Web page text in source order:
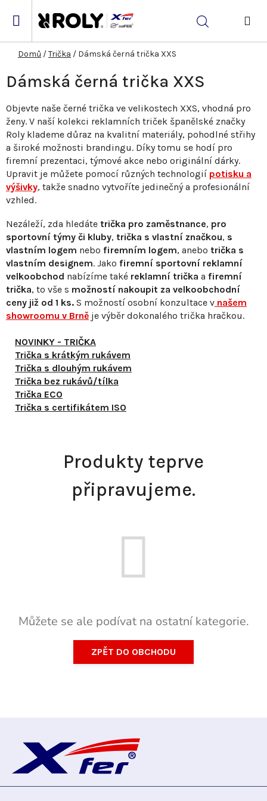
Hledat
Domů /Trička / Dámská černá trička XXS
Dámská černá trička XXS
Objevte naše černé trička ve velikostech XXS, vhodná pro
ženy. V naší kolekci reklamních triček španělské značky
Roly klademe důraz na kvalitní materiály, pohodlné střihy
a široké možnosti brandingu. Díky tomu se hodí pro
firemní prezentaci, týmové akce nebo originální dárky.
Upravit je můžete pomocí různých technologií potisku a
výšivky, takže snadno vytvoříte jedinečný a profesionální
vzhled.
Nezáleží, zda hledáte trička pro zaměstnance, pro
sportovní týmy či kluby, trička s vlastní značkou, s
vlastním logem nebo firemním logem, anebo trička s
vlastním designem. Jako firemní sportovní reklamní
velkoobchod nabízíme také reklamní trička a firemní
trička, to vše s možností nakoupit za velkoobchodní
ceny již od 1 ks. S možností osobní konzultace v našem
showroomu v Brně je výběr dokonalého trička hračkou.
NOVINKY - TRIČKA
Trička s krátkým rukávem
Trička s dlouhým rukávem
Trička bez rukávů/tílka
Trička ECO
Trička s certifikátem ISO
Produkty teprve
připravujeme.
Můžete se ale podívat na ostatní kategorie.
ZPĚT DO OBCHODU
p